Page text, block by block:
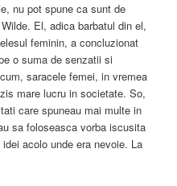
nu pot spune ca sunt de
El, adica barbatul din el,
feminin, a concluzionat
o suma de senzatii si
saracele femei, in vremea
mare lucru in societate. So,
care spuneau mai multe in
sa foloseasca vorba iscusita
acolo unde era nevoie. La